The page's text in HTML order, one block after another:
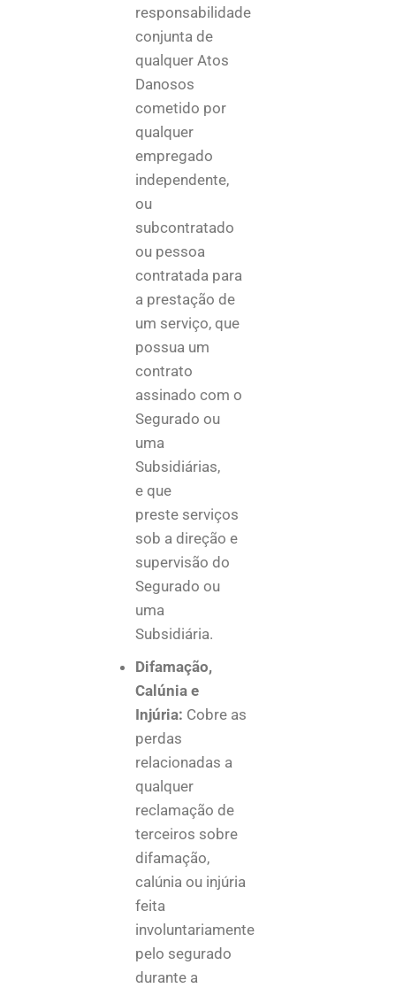
responsabilidade
conjunta de
qualquer Atos
Danosos
cometido por
qualquer
empregado
independente,
ou
subcontratado
ou pessoa
contratada para
a prestação de
um serviço, que
possua um
contrato
assinado com o
Segurado ou
uma
Subsidiárias,
e que
preste serviços
sob a direção e
supervisão do
Segurado ou
uma
Subsidiária.
Difamação,
Calúnia e
Injúria: Cobre as
perdas
relacionadas a
qualquer
reclamação de
terceiros sobre
difamação,
calúnia ou injúria
feita
involuntariamente
pelo segurado
durante a